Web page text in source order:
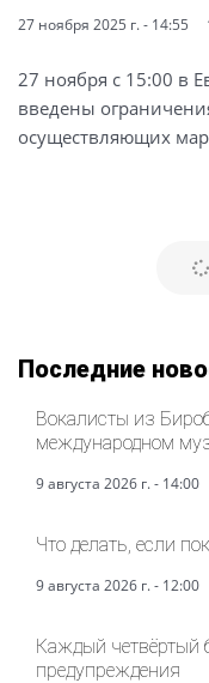
27 ноября 2025 г. - 14:55
27 ноября с 15:00 в
введены
осуществляющих
Последние
Вокалисты из
международном
9 августа 2026 г. - 14:00
Что делать, если
9 августа 2026 г. - 12:00
Каждый четвёртый
предупреждения